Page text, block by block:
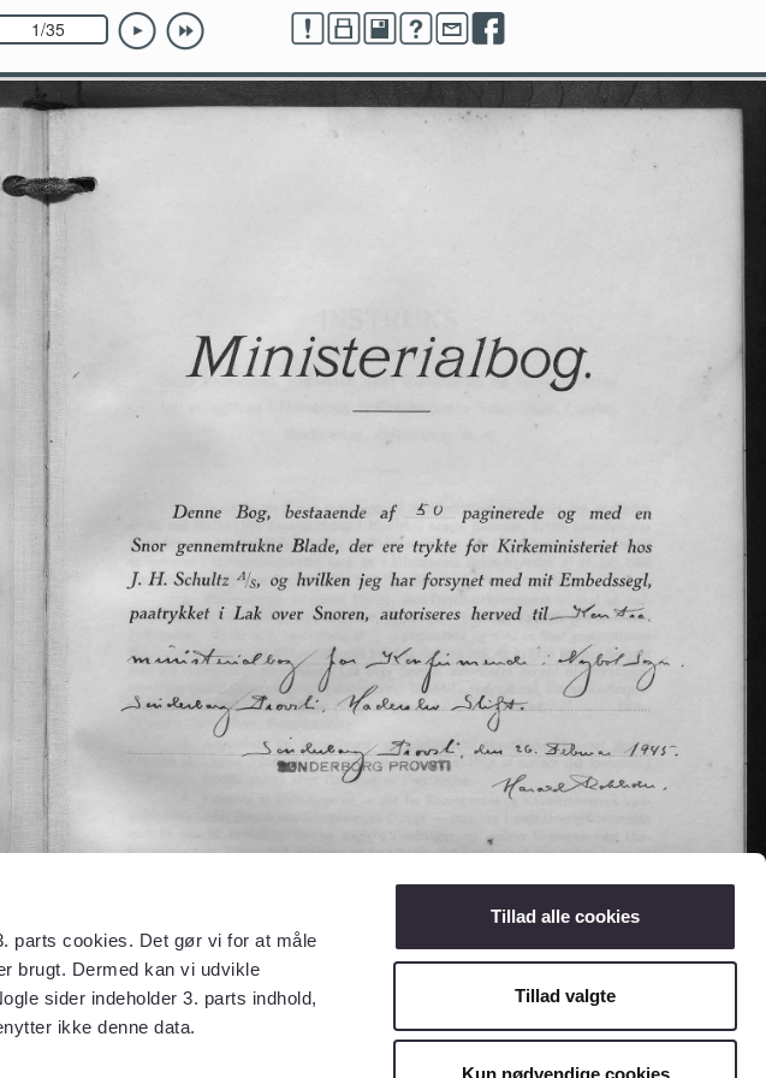
parts cookies. Det gør vi for at måle
brugt. Dermed kan vi udvikle
sider indeholder 3. parts indhold,
ikke denne data.
Tillad alle cookies
Tillad valgte
Kun nødvendige cookies